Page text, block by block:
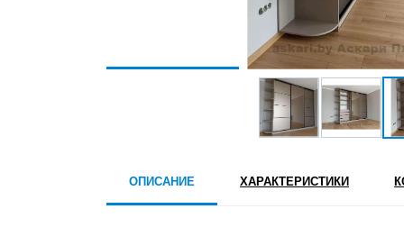
ОПИСАНИЕ ХАРАКТЕРИСТИКИ